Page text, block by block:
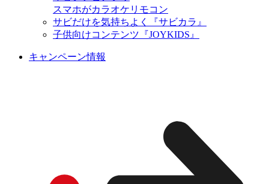
スマホがカラオケリモコン
サビだけを気持ちよく『サビカラ』
子供向けコンテンツ『JOYKIDS』
キャンペーン情報